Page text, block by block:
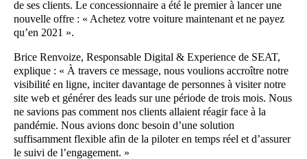
de ses clients. Le concessionnaire a été le premier à lancer une
nouvelle offre : « Achetez votre voiture maintenant et ne payez
qu’en 2021 ».
Brice Renvoize, Responsable Digital & Experience de SEAT,
explique : « À travers ce message, nous voulions accroître notre
visibilité en ligne, inciter davantage de personnes à visiter notre
site web et générer des leads sur une période de trois mois. Nous
ne savions pas comment nos clients allaient réagir face à la
pandémie. Nous avions donc besoin d’une solution
suffisamment flexible afin de la piloter en temps réel et d’assurer
le suivi de l’engagement. »